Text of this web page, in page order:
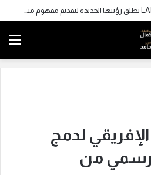
شركة LARZ Developments تطلق رؤيتها الجديدة لتقديم مفهوم متكامل للتطوير العقاري في مصر
لدمج
من